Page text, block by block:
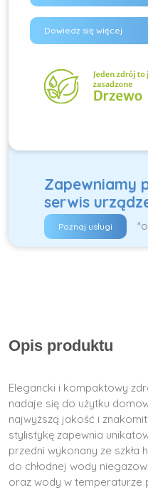
Dowiedz się więcej
Zapewniamy
serwis
Poznaj usługi
Opis produktu
Elegancki i kompaktowy
nadaje się do użytku
najwyższą jakość i
stylistykę zapewnia
przedni wykonany ze
do chłodnej wody
oraz wody w